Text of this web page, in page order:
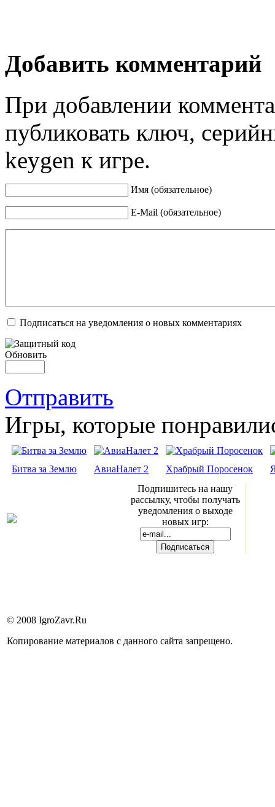
Добавить комментарий
При добавлении
публиковать ключ,
keygen к игре.
Имя (обязательное)
E-Mail (обязательное)
Подписаться на уведомления о новых комментариях
Обновить
Отправить
Игры, которые
Битва за Землю АвиаНалет 2 Храбрый Поросенок
Подпишитесь на нашу
рассылку, чтобы получать
уведомления о выходе
новых игр:
© 2008 IgroZavr.Ru
Копирование материалов с данного сайта запрещено.